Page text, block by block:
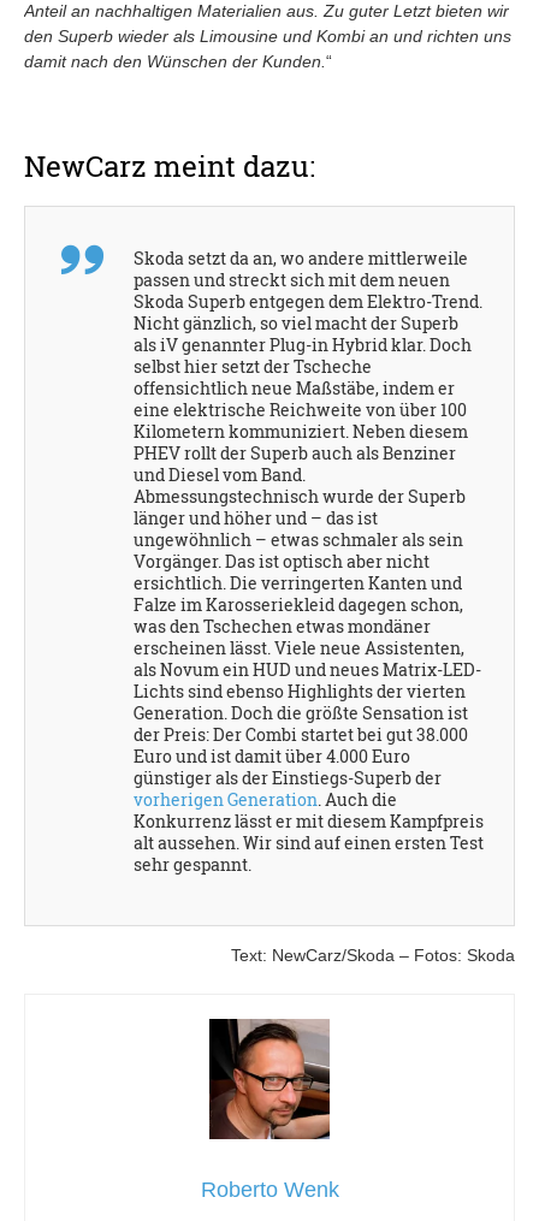
Anteil an nachhaltigen Materialien aus. Zu guter Letzt bieten wir
den Superb wieder als Limousine und Kombi an und richten uns
damit nach den Wünschen der Kunden. “
NewCarz meint dazu:
Skoda setzt da an, wo andere mittlerweile
passen und streckt sich mit dem neuen
Skoda Superb entgegen dem Elektro-Trend.
Nicht gänzlich, so viel macht der Superb
als iV genannter Plug-in Hybrid klar. Doch
selbst hier setzt der Tscheche
offensichtlich neue Maßstäbe, indem er
eine elektrische Reichweite von über 100
Kilometern kommuniziert. Neben diesem
PHEV rollt der Superb auch als Benziner
und Diesel vom Band.
Abmessungstechnisch wurde der Superb
länger und höher und – das ist
ungewöhnlich – etwas schmaler als sein
Vorgänger. Das ist optisch aber nicht
ersichtlich. Die verringerten Kanten und
Falze im Karosseriekleid dagegen schon,
was den Tschechen etwas mondäner
erscheinen lässt. Viele neue Assistenten,
als Novum ein HUD und neues Matrix-LED-
Lichts sind ebenso Highlights der vierten
Generation. Doch die größte Sensation ist
der Preis: Der Combi startet bei gut 38.000
Euro und ist damit über 4.000 Euro
günstiger als der Einstiegs-Superb der
vorherigen Generation. Auch die
Konkurrenz lässt er mit diesem Kampfpreis
alt aussehen. Wir sind auf einen ersten Test
sehr gespannt.
Text: NewCarz/Skoda – Fotos: Skoda
Roberto Wenk